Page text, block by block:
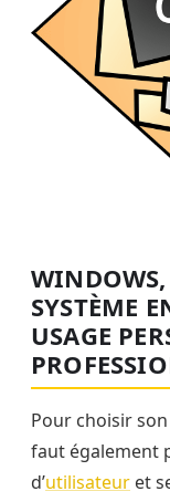
SYSTÈME
USAGE
Pour choisir
faut également
d’utilisateur et